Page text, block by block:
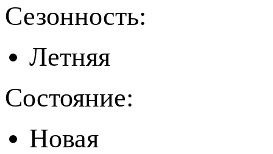
Сезонность:
Летняя
Состояние:
Новая